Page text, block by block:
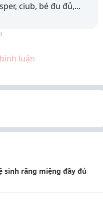
ciub, bé đu đủ,...
luận
sinh răng miệng đầy đủ